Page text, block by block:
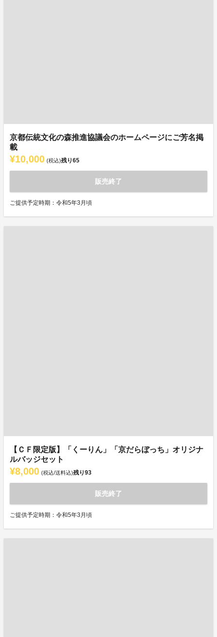
京都伝統文化の森推進協議会のホームページにご芳名掲
載
¥10,000 (税込)残り65
販売終了
ご提供予定時期：令和5年3月頃
【ＣＦ限定版】「くーりん」「京だらぼっち」オリジナ
ルバッジセット
¥8,000 (税込/送料込)残り93
販売終了
ご提供予定時期：令和5年3月頃